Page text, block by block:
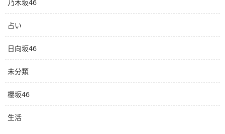
乃木坂46
占い
日向坂46
未分類
櫻坂46
生活